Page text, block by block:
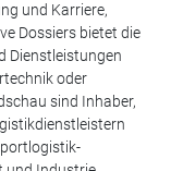
und Karriere,
Dossiers bietet die
Dienstleistungen
oder
sind Inhaber,